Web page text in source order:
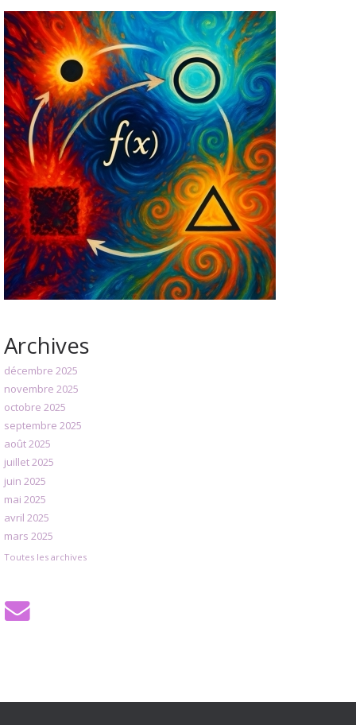
Archives
décembre 2025
novembre 2025
octobre 2025
septembre 2025
août 2025
juillet 2025
juin 2025
mai 2025
avril 2025
mars 2025
Toutes les archives